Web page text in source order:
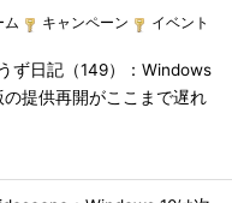
ム キャンペーン イベント
ず日記（149）：Windows
提供再開がここまで遅れ